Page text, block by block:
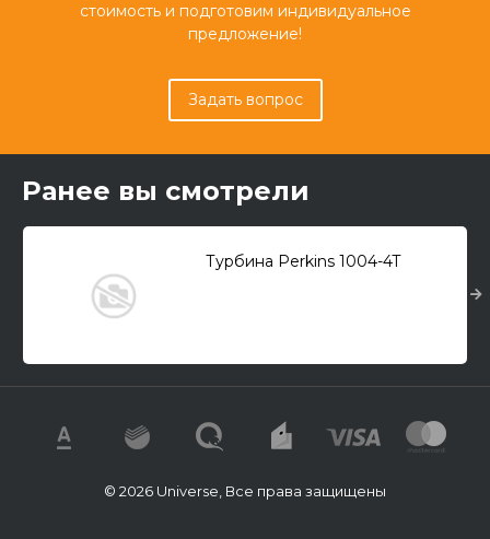
стоимость и подготовим индивидуальное
предложение!
Задать вопрос
Ранее вы смотрели
Турбина Perkins 1004-4T
© 2026 Universe, Все права защищены